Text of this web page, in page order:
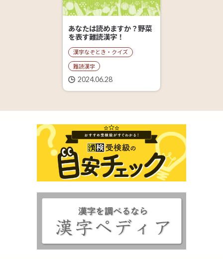
あなたは読めますか？野菜
を表す難読漢字！
漢字なぞとき・クイズ
難読漢字
2024.06.28